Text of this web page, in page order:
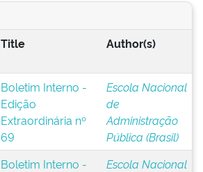
Title Author(s)
Boletim Interno -
Edição
Extraordinária nº
69
Escola Nacional
de
Administração
Pública (Brasil)
Boletim Interno -
Escola Nacional